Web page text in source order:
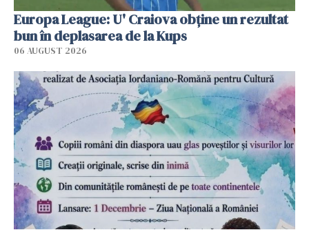
Europa League: U' Craiova obține un rezultat
bun în deplasarea de la Kups
06 AUGUST 2026